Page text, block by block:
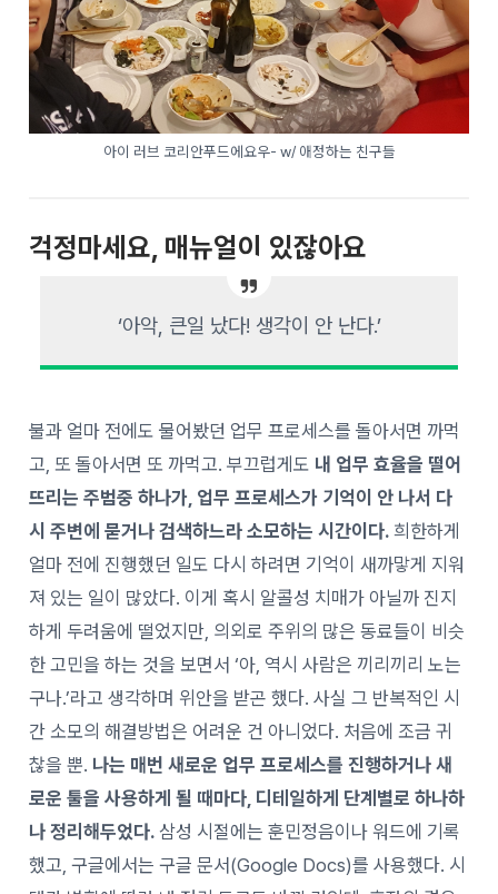
아이 러브 코리안푸드에요우- w/ 애정하는 친구들
걱정마세요, 매뉴얼이 있잖아요
‘아악, 큰일 났다! 생각이 안 난다.’
불과 얼마 전에도 물어봤던 업무 프로세스를 돌아서면 까먹
고, 또 돌아서면 또 까먹고. 부끄럽게도 내 업무 효율을 떨어
뜨리는 주범중 하나가, 업무 프로세스가 기억이 안 나서 다
시 주변에 묻거나 검색하느라 소모하는 시간이다. 희한하게
얼마 전에 진행했던 일도 다시 하려면 기억이 새까맣게 지워
져 있는 일이 많았다. 이게 혹시 알콜성 치매가 아닐까 진지
하게 두려움에 떨었지만, 의외로 주위의 많은 동료들이 비슷
한 고민을 하는 것을 보면서 ‘아, 역시 사람은 끼리끼리 노는
구나.’라고 생각하며 위안을 받곤 했다. 사실 그 반복적인 시
간 소모의 해결방법은 어려운 건 아니었다. 처음에 조금 귀
찮을 뿐. 나는 매번 새로운 업무 프로세스를 진행하거나 새
로운 툴을 사용하게 될 때마다, 디테일하게 단계별로 하나하
나 정리해두었다. 삼성 시절에는 훈민정음이나 워드에 기록
했고, 구글에서는 구글 문서(Google Docs)를 사용했다. 시